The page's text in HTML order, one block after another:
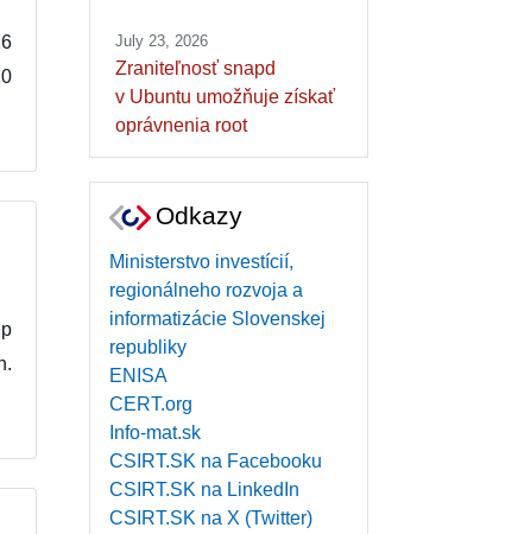
July 23, 2026
Zraniteľnosť snapd
v Ubuntu umožňuje získať
oprávnenia root
Odkazy
Ministerstvo investícií,
regionálneho rozvoja a
informatizácie Slovenskej
republiky
ENISA
CERT.org
Info-mat.sk
CSIRT.SK na Facebooku
CSIRT.SK na LinkedIn
CSIRT.SK na X (Twitter)